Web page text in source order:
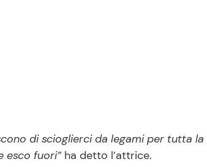
di scioglierci da legami per tutta la
esco fuori” ha detto l’attrice.